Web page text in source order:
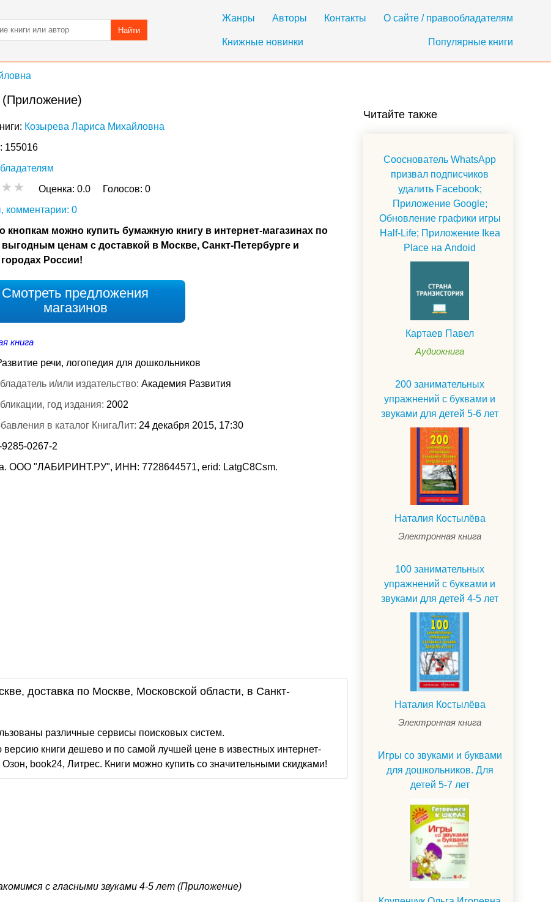
Жанры Авторы Контакты О сайте / правообладателям
Книжные новинки Популярные книги
Найти
(Приложение)
Козырева Лариса Михайловна
155016
Оценка: 0.0 Голосов: 0
комментарии: 0
кнопкам можно купить бумажную книгу в интернет-магазинах по
ценам с доставкой в Москве, Санкт-Петербурге и
России!
Смотреть предложения
магазинов
книга
речи, логопедия для дошкольников
и/или издательство: Академия Развития
год издания: 2002
в каталог КнигаЛит: 24 декабря 2015, 17:30
9285-0267-2
ООО "ЛАБИРИНТ.РУ", ИНН: 7728644571, erid: LatgC8Csm.
доставка по Москве, Московской области, в Санкт-
различные сервисы поисковых систем.
книги дешево и по самой лучшей цене в известных интернет-
book24, Литрес. Книги можно купить со значительными скидками!
с гласными звуками 4-5 лет (Приложение)
Читайте также
Сооснователь WhatsApp
призвал подписчиков
удалить Facebook;
Приложение Google;
Обновление графики игры
Half-Life; Приложение Ikea
Place на Andoid
Картаев Павел
Аудиокнига
200 занимательных
упражнений с буквами и
звуками для детей 5-6 лет
Наталия Костылёва
Электронная книга
100 занимательных
упражнений с буквами и
звуками для детей 4-5 лет
Наталия Костылёва
Электронная книга
Игры со звуками и буквами
для дошкольников. Для
детей 5-7 лет